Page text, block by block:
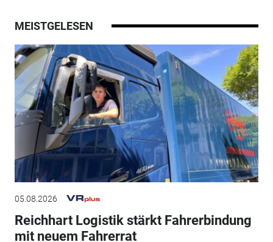
MEISTGELESEN
05.08.2026
Reichhart Logistik stärkt Fahrerbindung
mit neuem Fahrerrat